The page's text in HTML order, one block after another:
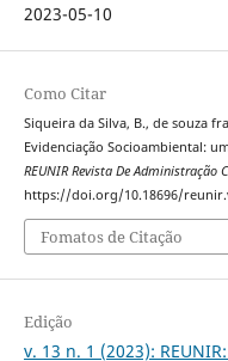
2023-05-10
Como Citar
Siqueira da Silva, B., de souza
Evidenciação Socioambiental:
REUNIR Revista De Administração
https://doi.org/10.18696/
Fomatos de Citação
Edição
v. 13 n. 1 (2023):